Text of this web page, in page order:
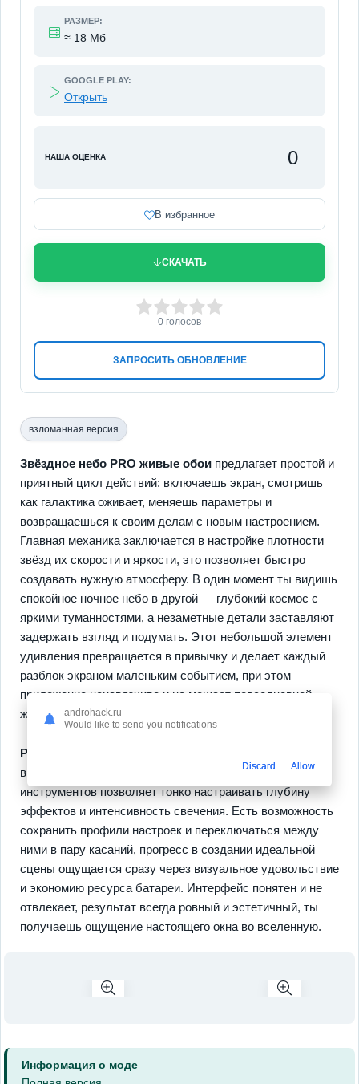
РАЗМЕР:
≈ 18 Мб
GOOGLE PLAY:
Открыть
НАША ОЦЕНКА 0
В избранное
СКАЧАТЬ
ЗАПРОСИТЬ ОБНОВЛЕНИЕ
3 4 5
0 голосов
взломанная версия
Звёздное небо PRO живые обои предлагает простой и
приятный цикл действий: включаешь экран, смотришь
как галактика оживает, меняешь параметры и
возвращаешься к своим делам с новым настроением.
Главная механика заключается в настройке плотности
звёзд их скорости и яркости, это позволяет быстро
создавать нужную атмосферу. В один момент ты видишь
спокойное ночное небо в другой — глубокий космос с
яркими туманностями, а незаметные детали заставляют
задержать взгляд и подумать. Этот небольшой элемент
удивления превращается в привычку и делает каждый
разблок экраном маленьким событием, при этом
приложение ненавязчиво и не мешает повседневной
жизни.
Реалистичная 3D-графика
выглядят живо на экранах любых размеров, а набор
инструментов позволяет тонко настраивать глубину
эффектов и интенсивность свечения. Есть возможность
сохранить профили настроек и переключаться между
ними в пару касаний, прогресс в создании идеальной
сцены ощущается сразу через визуальное удовольствие
и экономию ресурса батареи. Интерфейс понятен и не
отвлекает, результат всегда ровный и эстетичный, ты
получаешь ощущение настоящего окна во вселенную.
Информация о моде
androhack.ru
Would like to send you notifications
Discard Allow